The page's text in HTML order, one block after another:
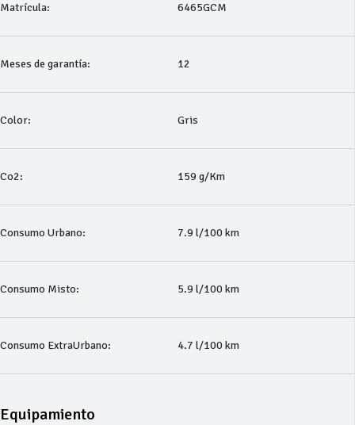
Matrícula: 6465GCM
Meses de garantía: 12
Color: Gris
Co2: 159 g/Km
Consumo Urbano: 7.9 l/100 km
Consumo Misto: 5.9 l/100 km
Consumo ExtraUrbano: 4.7 l/100 km
Equipamiento